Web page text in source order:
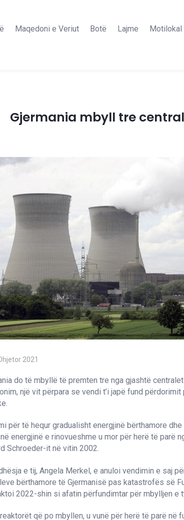
Maqedoni e Veriut Botë Lajme Motilokal
Gjermania mbyll tre
2021
do të mbyllë të premten tre nga gjashtë
një vit përpara se vendi t’i japë fund
për të hequr gradualisht energjinë bërthamore
energjinë e rinovueshme u mor për herë të parë
Schroeder-it në vitin 2002.
e tij, Angela Merkel, e anuloi vendimin e saj
bërthamore të Gjermanisë pas katastrofës së
2022-shin si afatin përfundimtar për mbylljen e
që po mbyllen, u vunë për herë të parë në